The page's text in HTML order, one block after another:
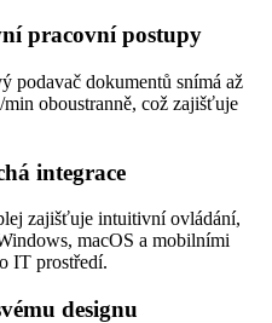
pracovní postupy
podavač dokumentů snímá až
oboustranně, což zajišťuje
integrace
zajišťuje intuitivní ovládání,
macOS a mobilními
IT prostředí.
designu